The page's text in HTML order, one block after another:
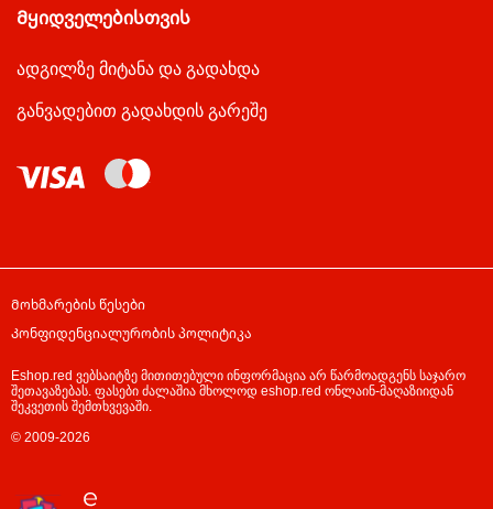
Მყიდველებისთვის
ადგილზე მიტანა და გადახდა
განვადებით გადახდის გარეშე
Მოხმარების წესები
Კონფიდენციალურობის პოლიტიკა
Eshop.red ვებსაიტზე მითითებული ინფორმაცია არ წარმოადგენს საჯარო
შეთავაზებას. ფასები ძალაშია მხოლოდ eshop.red ონლაინ-მაღაზიიდან
შეკვეთის შემთხვევაში.
© 2009-2026